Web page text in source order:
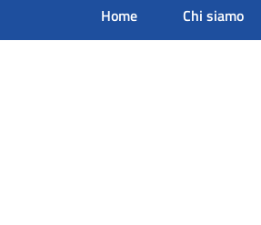
Home Chi siamo